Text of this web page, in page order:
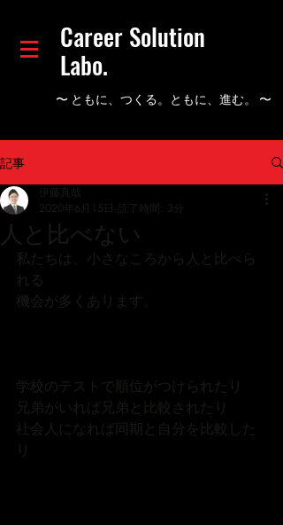
Career Solution
Labo.
​〜 ともに、つくる。ともに、進む。 〜
記事
人と比べない
伊藤真哉
2020年6月15日
読了時間: 3分
私たちは、小さなころから人と比べら
れる
機会が多くあります。
学校のテストで順位がつけられたり
兄弟がいれば兄弟と比較されたり
社会人になれば同期と自分を比較した
り